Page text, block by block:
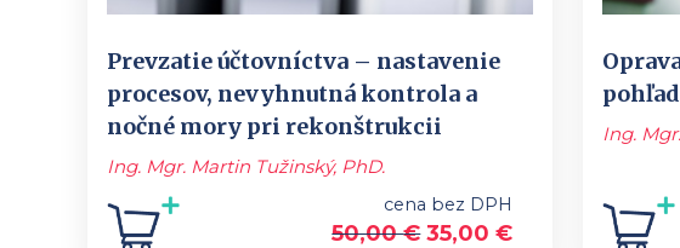
Prevzatie účtovníctva – nastavenie
procesov, nevyhnutná kontrola a
nočné mory pri rekonštrukcii
Ing. Mgr. Martin Tužinský, PhD.
cena bez DPH
50,00€ 35,00€
Ing.